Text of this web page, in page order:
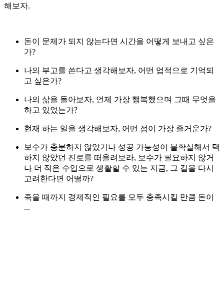
해보자.
돈이 문제가 되지 않는다면 시간을 어떻게 보내고 싶은
가?
나의 부고를 쓴다고 생각해보자, 어떤 업적으로 기억되
고 싶은가?
나의 삶을 돌아보자, 언제 가장 행복했으며 그때 무엇을
하고 있었는가?
현재 하는 일을 생각해보자, 어떤 점이 가장 즐거운가?
보수가 충분하지 않았거나 성공 가능성이 불확실해서 택
하지 않았던 진로를 떠올려보라, 보수가 필요하지 않거
나 더 적은 수입으로 생활할 수 있는 지금, 그 길을 다시
고려한다면 어떨까?
죽을 때까지 경제적인 필요를 모두 충족시킬 만큼 돈이
...